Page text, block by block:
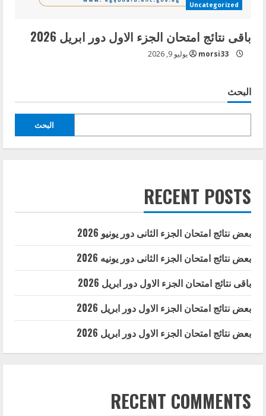
Uncategorized
باقى نتائج امتحان الجزء الاول دور ابريل 2026
morsi33 يوليو 9, 2026
البحث
البحث
RECENT POSTS
بعض نتائج امتحان الجزء الثانى دور يونيو 2026
بعض نتائج امتحان الجزء الثانى دور يونيه 2026
باقى نتائج امتحان الجزء الاول دور ابريل 2026
بعض نتائج امتحان الجزء الاول دور ابريل 2026
بعض نتائج امتحان الجزء الاول دور ابريل 2026
RECENT COMMENTS